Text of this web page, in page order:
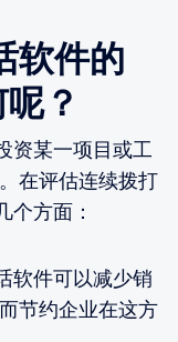
软件的
？
资某一项目或工
在评估连续拨打
个方面：
软件可以减少销
节约企业在这方